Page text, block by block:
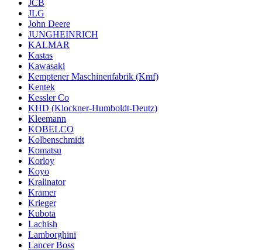
JCB
JLG
John Deere
JUNGHEINRICH
KALMAR
Kastas
Kawasaki
Kemptener Maschinenfabrik (Kmf)
Kentek
Kessler Co
KHD (Klockner-Humboldt-Deutz)
Kleemann
KOBELCO
Kolbenschmidt
Komatsu
Korloy
Koyo
Kralinator
Kramer
Krieger
Kubota
Lachish
Lamborghini
Lancer Boss